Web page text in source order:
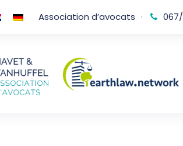
Association d’avocats · 067/